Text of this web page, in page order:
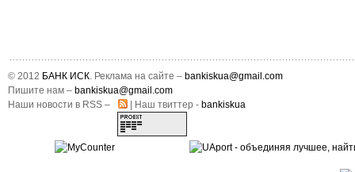
© 2012 БАНК ИСК. Реклама на сайте – bankiskua@gmail.com
Пишите нам – bankiskua@gmail.com
Наши новости в RSS –
| Наш твиттер - bankiskua